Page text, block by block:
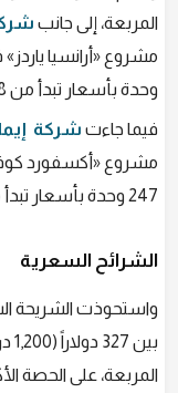
المربعة، إلى جانب
وحدة بأسعار تبدأ من 448 دولاراً (1,647 درهماً) للقدم المربعة.
فيما جاءت شركة
مشروع «أكسفورد
247 وحدة بأسعار تبدأ من 436 دولاراً (1,601 درهم) للقدم المربعة.
الشرائح السعرية
واستحوذت الشريحة
المربعة، على الحصة